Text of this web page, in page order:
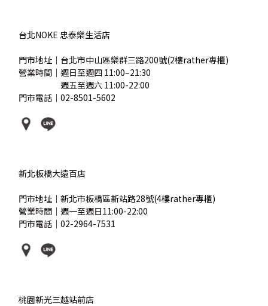
台北NOKE 忠泰樂生活店
門市地址｜台北市中山區樂群三路200號(2樓rather專櫃)
營業時間｜週日至週四 11:00–21:30
營業時間｜週五至週六 11:00-22:00
門市電話｜02-8501-5602
新北板橋大遠百店
門市地址｜新北市板橋區新站路28號(4樓rather專櫃)
營業時間｜週一至週日11:00-22:00
門市電話｜02-2964-7531
桃園新光三越站前店